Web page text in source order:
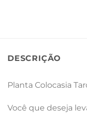
DESCRIÇÃO
Planta Colocasia
Você que deseja